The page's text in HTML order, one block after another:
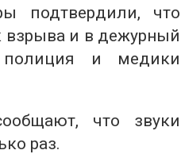
подтвердили, что
взрыва и в дежурный
и медики
что звуки
раз.